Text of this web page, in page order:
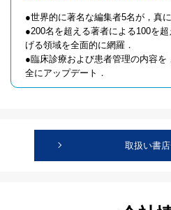
●世界的に著名な編集者5名が，真
●200名を超える著者による100を
げる領域を全面的に網羅．
●臨床診療および患者管理の内容
全にアップデート．
取扱い書